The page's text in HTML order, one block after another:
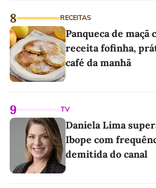
8 RECEITAS
Panqueca de maçã
receita fofinha,
café da manhã
9 TV
Daniela Lima
Ibope com
demitida do canal